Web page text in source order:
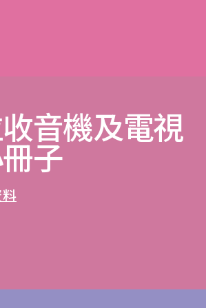
音機及電視
子